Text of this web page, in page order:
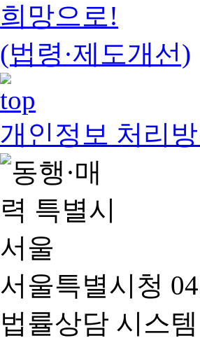
희망으로!
(법령·제도개선)
개인정보 처리
서울특별시청
법률상담 시스